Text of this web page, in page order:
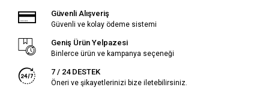
Güvenli Alışveriş
Güvenli ve kolay ödeme sistemi
Geniş Ürün Yelpazesi
Binlerce ürün ve kampanya seçeneği
7 / 24 DESTEK
Öneri ve şikayetlerinizi bize iletebilirsiniz.